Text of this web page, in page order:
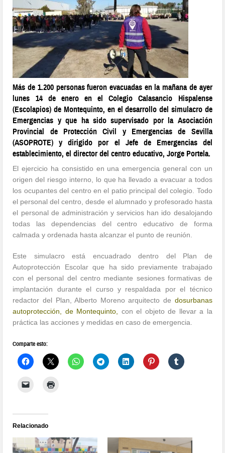
Más de 1.200 personas fueron evacuadas en la mañana de ayer
lunes 14 de enero en el Colegio Calasancio Hispalense
(Escolapios) de Montequinto, en el desarrollo del simulacro de
Emergencias y que ha sido supervisado por la Asociación
Provincial de Protección Civil y Emergencias de Sevilla
(ASOPROTE) y dirigido por el Jefe de Emergencias del
establecimiento, el director del centro educativo, Jorge Portela.
El ejercicio ha consistido en una emergencia general con un
origen del riesgo interno, lo que ha llevado a evacuar a todos
los ocupantes del centro en el patio principal del colegio. Todo
el personal del centro, desde el alumnado y profesorado hasta
el personal de administración y servicios han ido desalojando
todas las dependencias del centro educativo de forma
calmada y ordenada hasta alcanzar el punto de reunión.
Este simulacro está encuadrado dentro del Plan de
Autoprotección Escolar que ha sido previamente trabajado
con el personal del centro mediante sesiones formativas de
implantación durante el curso y respaldada por el técnico
redactor del Plan, Alberto Moreno arquitecto de dosurbanas
autoprotección, de Montequinto, con el objeto de llevar a la
práctica las acciones y medidas en caso de emergencia.
Comparte esto:
Relacionado